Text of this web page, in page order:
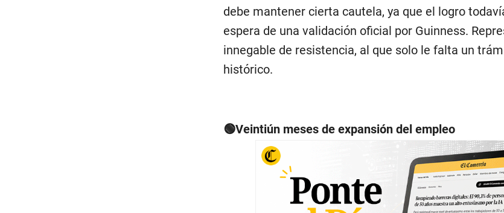
debe mantener cierta cautela, ya que el logro
espera de una validación oficial por Guinness.
innegable de resistencia, al que solo le falta un
histórico.
🟢Veintiún meses de expansión del empleo